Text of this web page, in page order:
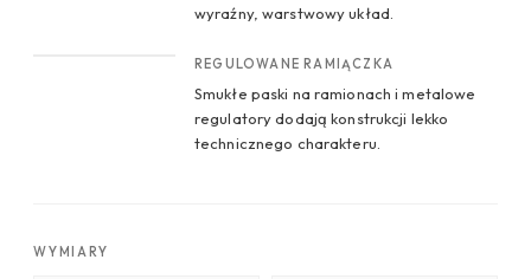
wyraźny, warstwowy układ.
REGULOWANE RAMIĄCZKA
Smukłe paski na ramionach i metalowe
regulatory dodają konstrukcji lekko
technicznego charakteru.
WYMIARY